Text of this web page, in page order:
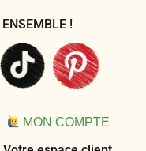
ENSEMBLE !
MON COMPTE